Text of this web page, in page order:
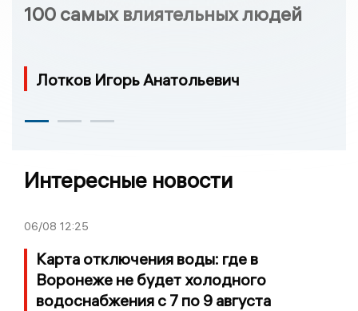
100 самых влиятельных людей
Лотков Игорь Анатольевич
Интересные новости
06/08 12:25
Карта отключения воды: где в
Воронеже не будет холодного
водоснабжения с 7 по 9 августа